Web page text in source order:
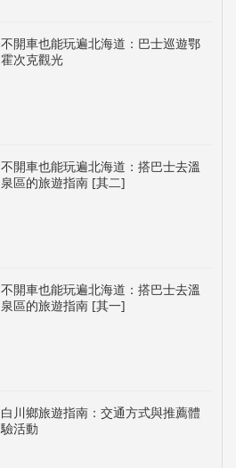
不開車也能玩遍北海道：巴士巡遊鄂
霍次克觀光
不開車也能玩遍北海道：搭巴士去溫
泉區的旅遊指南 [其二]
不開車也能玩遍北海道：搭巴士去溫
泉區的旅遊指南 [其一]
白川鄉旅遊指南：交通方式與推薦體
驗活動